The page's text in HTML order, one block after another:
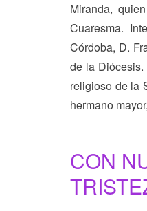
Miranda,
Cuaresma.
Córdoba, D.
de la
religioso de la
hermano
CON